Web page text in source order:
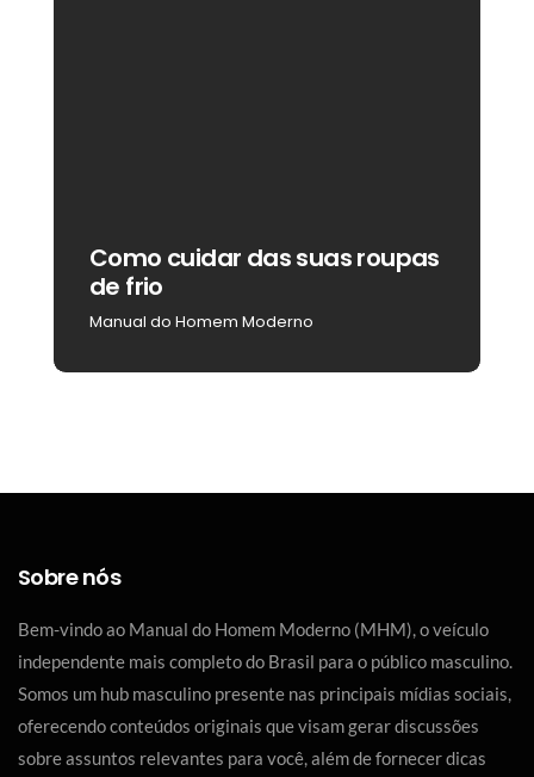
Como cuidar das suas roupas
de frio
Manual do Homem Moderno
Sobre nós
Bem-vindo ao Manual do Homem Moderno (MHM), o veículo
independente mais completo do Brasil para o público masculino.
Somos um hub masculino presente nas principais mídias sociais,
oferecendo conteúdos originais que visam gerar discussões
sobre assuntos relevantes para você, além de fornecer dicas